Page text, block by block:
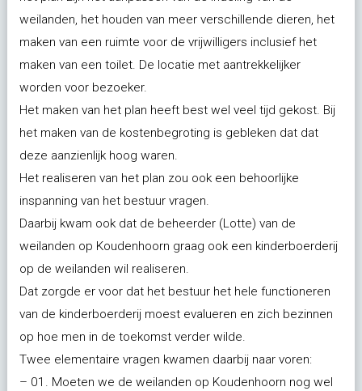
weilanden, het houden van meer verschillende dieren, het
maken van een ruimte voor de vrijwilligers inclusief het
maken van een toilet. De locatie met aantrekkelijker
worden voor bezoeker.
Het maken van het plan heeft best wel veel tijd gekost. Bij
het maken van de kostenbegroting is gebleken dat dat
deze aanzienlijk hoog waren.
Het realiseren van het plan zou ook een behoorlijke
inspanning van het bestuur vragen.
Daarbij kwam ook dat de beheerder (Lotte) van de
weilanden op Koudenhoorn graag ook een kinderboerderij
op de weilanden wil realiseren.
Dat zorgde er voor dat het bestuur het hele functioneren
van de kinderboerderij moest evalueren en zich bezinnen
op hoe men in de toekomst verder wilde.
Twee elementaire vragen kwamen daarbij naar voren:
– 01. Moeten we de weilanden op Koudenhoorn nog wel